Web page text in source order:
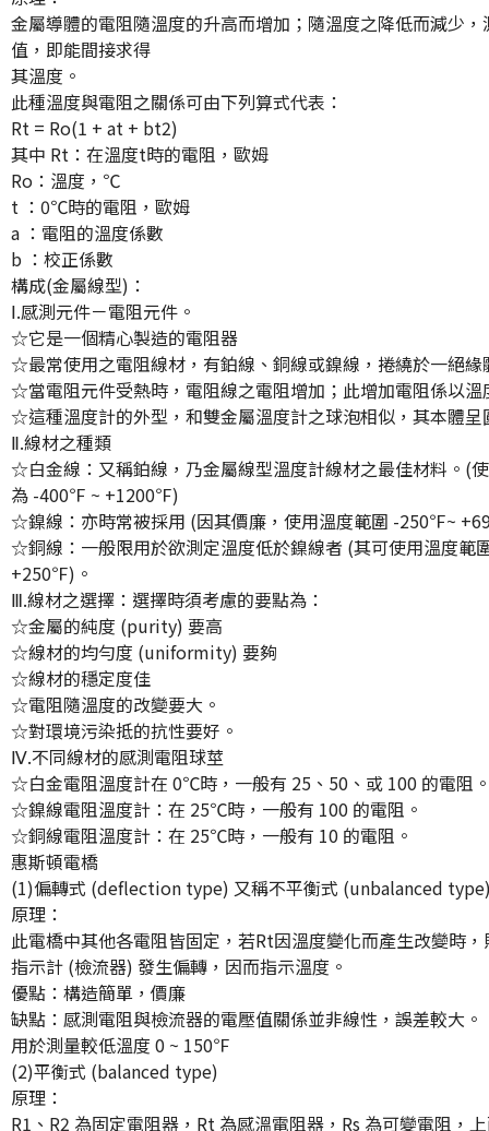
金屬導體的電阻隨溫度的升高而增加；隨溫度之降低而減少
值，即能間接求得
其溫度。
此種溫度與電阻之關係可由下列算式代表：
Rt = Ro(1 + at + bt2)
其中 Rt：在溫度t時的電阻，歐姆
Ro：溫度，℃
t ：0℃時的電阻，歐姆
a ：電阻的溫度係數
b ：校正係數
構成(金屬線型)：
Ⅰ.感測元件－電阻元件。
☆它是一個精心製造的電阻器
☆最常使用之電阻線材，有鉑線、銅線或鎳線，捲繞於一絕緣
☆當電阻元件受熱時，電阻線之電阻增加；此增加電阻係以溫
☆這種溫度計的外型，和雙金屬溫度計之球泡相似，其本體呈
Ⅱ.線材之種類
☆白金線：又稱鉑線，乃金屬線型溫度計線材之最佳材料。(
為 -400℉ ~ +1200℉)
☆鎳線：亦時常被採用 (因其價廉，使用溫度範圍 -250℉~
☆銅線：一般限用於欲測定溫度低於鎳線者 (其可使用溫度範
+250℉)。
Ⅲ.線材之選擇：選擇時須考慮的要點為：
☆金屬的純度 (purity) 要高
☆線材的均勻度 (uniformity) 要夠
☆線材的穩定度佳
☆電阻隨溫度的改變要大。
☆對環境污染抵的抗性要好。
Ⅳ.不同線材的感測電阻球莖
☆白金電阻溫度計在 0℃時，一般有 25、50、或 100 的電阻
☆鎳線電阻溫度計：在 25℃時，一般有 100 的電阻。
☆銅線電阻溫度計：在 25℃時，一般有 10 的電阻。
惠斯頓電橋
(1)偏轉式 (deflection type) 又稱不平衡式 (unbalanced
原理：
此電橋中其他各電阻皆固定，若Rt因溫度變化而產生改變時
指示計 (檢流器) 發生偏轉，因而指示溫度。
優點：構造簡單，價廉
缺點：感測電阻與檢流器的電壓值關係並非線性，誤差較大。
用於測量較低溫度 0 ~ 150℉
(2)平衡式 (balanced type)
原理：
R1、R2 為固定電阻器，Rt 為感溫電阻器，Rs 為可變電阻，